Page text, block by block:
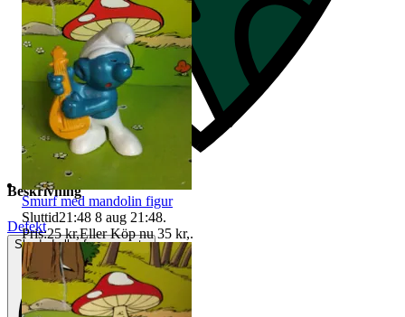
Beskrivning
Defekt
Skadad eller fungerar inte
Smurf med mandolin figur
Sluttid21:48 8 aug 21:48.
Pris:25 kr,Eller Köp nu 35 kr,.